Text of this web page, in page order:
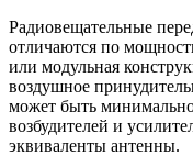
Радиовещательные
отличаются по
или модульная
воздушное
может быть
возбудителей и
эквиваленты антенны.